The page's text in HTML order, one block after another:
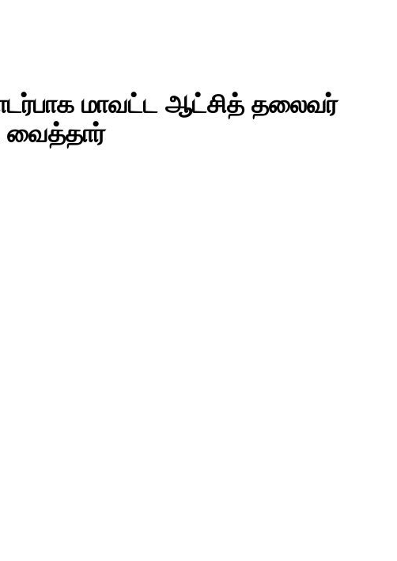
மாவட்ட ஆட்சித் தலைவர்
வைத்தார்